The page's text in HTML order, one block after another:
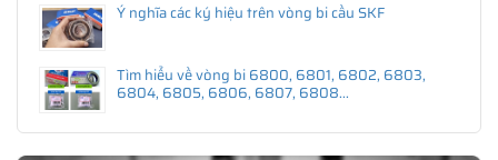
Ý nghĩa các ký hiệu trên vòng bi cầu SKF
Tìm hiểu về vòng bi 6800, 6801, 6802, 6803,
6804, 6805, 6806, 6807, 6808...